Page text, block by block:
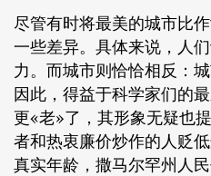
尽管有时将最美的城市比
一些差异。具体来说，人
力。而城市则恰恰相反：
因此，得益于科学家们的
更«老»了，其形象无疑也
者和热衷廉价炒作的人贬
真实年龄，撒马尔罕州人